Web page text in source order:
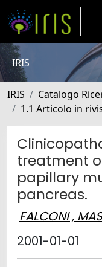
IRIS
IRIS Catalogo
1.1 Articolo in
treatment
papillary
pancreas.
FALCONI ,
2001-01-01